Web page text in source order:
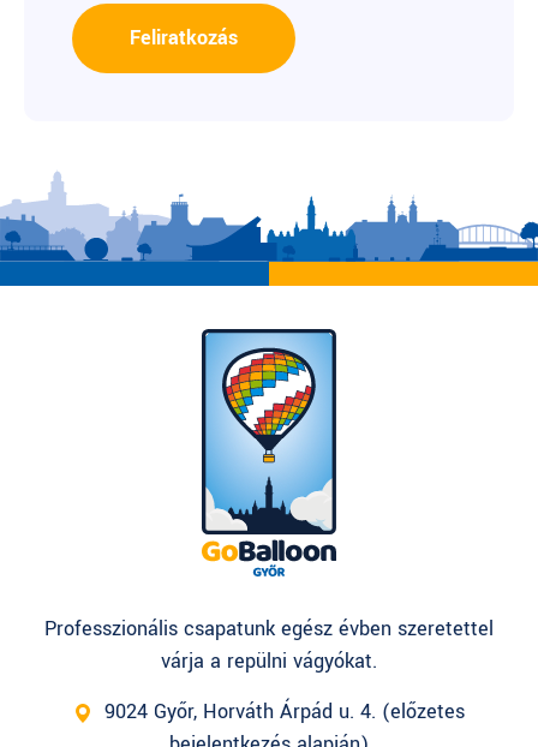
Professzionális csapatunk egész évben szeretettel
várja a repülni vágyókat.
9024 Győr, Horváth Árpád u. 4. (előzetes